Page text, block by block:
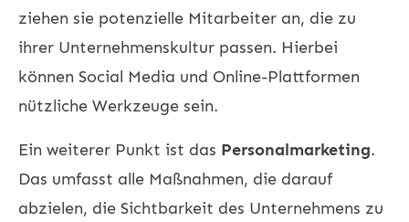
ziehen sie potenzielle Mitarbeiter an, die zu
ihrer Unternehmenskultur passen. Hierbei
können Social Media und Online-Plattformen
nützliche Werkzeuge sein.
Ein weiterer Punkt ist das Personalmarketing.
Das umfasst alle Maßnahmen, die darauf
abzielen, die Sichtbarkeit des Unternehmens zu